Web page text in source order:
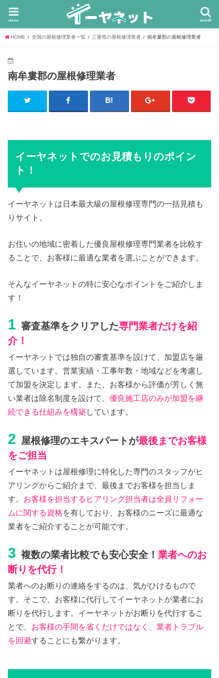
search
menu
HOME 全国の屋根修理業者一覧 三重県の屋根修理業者 南牟婁郡の屋根修理業者
南牟婁郡の屋根修理業者
イーヤネットでのお見積もりのポイン
ト！
イーヤネットは日本最大級の屋根修理専門の一括見積も
りサイト。
お住いの地域に密着した優良屋根修理専門業者を比較す
ることで、お客様に最適な業者を選ぶことができます。
そんなイーヤネットの特に安心なポイントをご紹介しま
す！
1 審査基準をクリアした専門業者だけを紹
介！
イーヤネットでは独自の審査基準を設けて、加盟店を厳
選しています。営業実績・工事年数・地域などを考慮し
て加盟を決定します。また、お客様から評価が芳しく無
い業者は除名制度を設けて、優良施工店のみが加盟を継
続できる仕組みを構築しています。
2 屋根修理のエキスパートが最後までお客様
をご担当
イーヤネットは屋根修理に特化した専門のスタッフがヒ
アリングからご紹介まで、最後までお客様を担当しま
す。 お客様を担当するヒアリング担当者は全員リフォー
ムに関する資格を有しており、お客様のニーズに最適な
業者をご紹介することが可能です。
3 複数の業者比較でも安心安全！業者へのお
断りを代行！
業者へのお断りの連絡をするのは、気がひけるもので
す。そこで、お客様に代行してイーヤネットが業者にお
断りを代行します。イーヤネットがお断りを代行するこ
とで、 お客様の手間を省くだけではなく、業者トラブル
を回避することにも繋がります。